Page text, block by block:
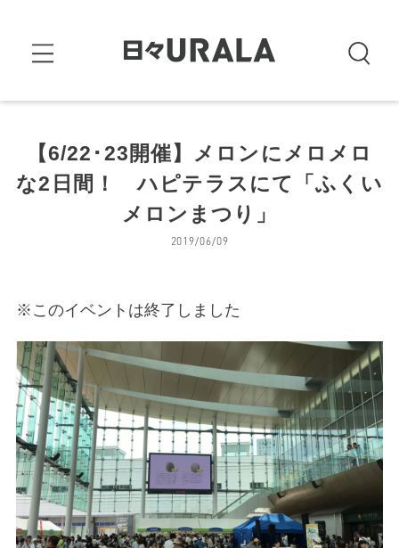
【6/22･23開催】メロンにメロメロ
な2日間！ ハピテラスにて「ふくい
メロンまつり」
2019/06/09
※このイベントは終了しました